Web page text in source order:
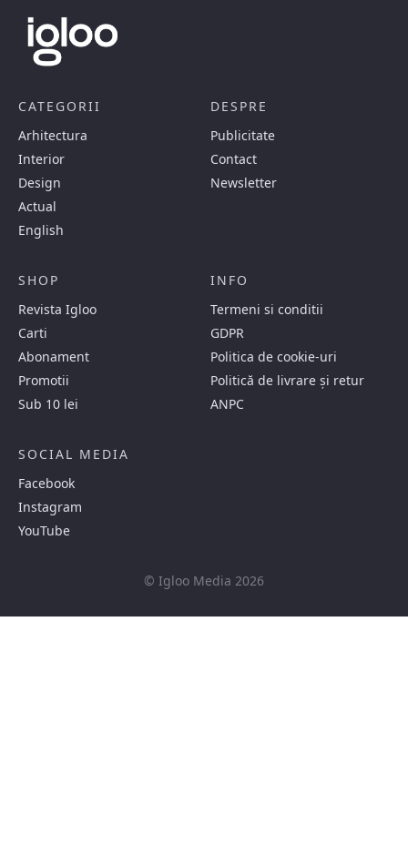
CATEGORII
Arhitectura
Interior
Design
Actual
English
DESPRE
Publicitate
Contact
Newsletter
SHOP
Revista Igloo
Carti
Abonament
Promotii
Sub 10 lei
INFO
Termeni si conditii
GDPR
Politica de cookie-uri
Politică de livrare și retur
ANPC
SOCIAL MEDIA
Facebook
Instagram
YouTube
© Igloo Media 2026